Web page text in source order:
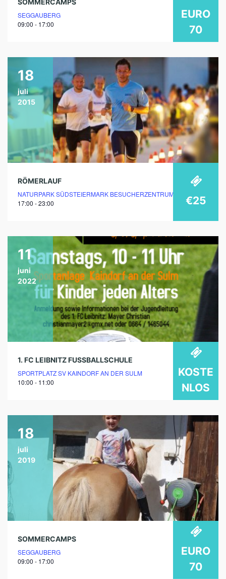
SEGGAUBERG
09:00 - 17:00
EURO
70
18
juli
2015
RÖMERLAUF
NATURPARK SÜDSTEIERMARK BESUCHERZENTRUM GROTTENHOF
17:00 - 23:00
€25
11
juni
2022
1. FC LEIBNITZ FUSSBALLSCHULE
SPORTPLATZ SV KAINDORF AN DER SULM
10:00 - 11:00
KOSTE
NLOS
18
juli
2019
SOMMERCAMPS
SEGGAUBERG
09:00 - 17:00
EURO
70